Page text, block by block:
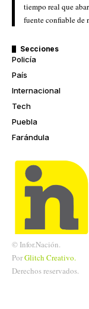
tiempo real que
fuente confiable de
Secciones
Policía
País
Internacional
Tech
Puebla
Farándula
© Infor.Nación.
PorGlitch Creativo.
Derechos reservados.